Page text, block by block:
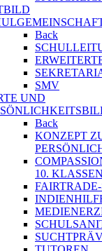
Back
SMV
UND
Back
KONZEPT
10. KLASSEN